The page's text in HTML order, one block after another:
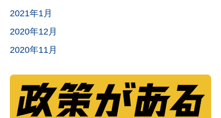
2021年1月
2020年12月
2020年11月